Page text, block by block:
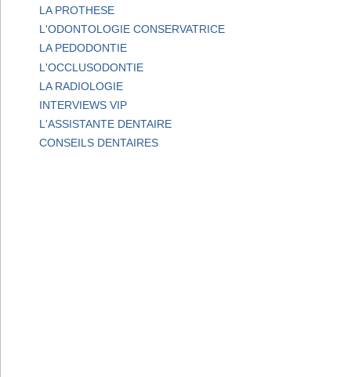
LA PROTHESE
L'ODONTOLOGIE CONSERVATRICE
LA PEDODONTIE
L'OCCLUSODONTIE
LA RADIOLOGIE
INTERVIEWS VIP
L'ASSISTANTE DENTAIRE
CONSEILS DENTAIRES